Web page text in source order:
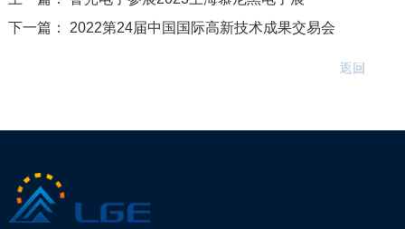
下一篇： 2022第24届中国国际高新技术成果交易会
返回